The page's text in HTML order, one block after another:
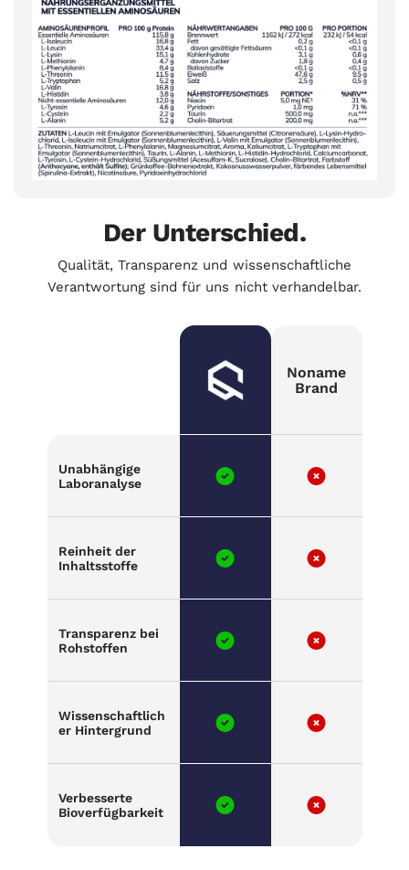
Der Unterschied.
Qualität, Transparenz und wissenschaftliche
Verantwortung sind für uns nicht verhandelbar.
Noname
Brand
Unabhängige
Laboranalyse
Reinheit der
Inhaltsstoffe
Transparenz bei
Rohstoffen
Wissenschaftlich
er Hintergrund
Verbesserte
Bioverfügbarkeit